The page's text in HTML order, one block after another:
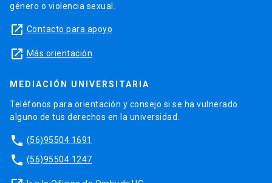
género o violencia sexual.
launch Contacto para apoyo
launch Más orientación
MEDIACIÓN UNIVERSITARIA
Teléfonos para orientación y consejo si se ha vulnerado
alguno de tus derechos en la universidad.
phone (56)95504 1691
phone (56)95504 1247